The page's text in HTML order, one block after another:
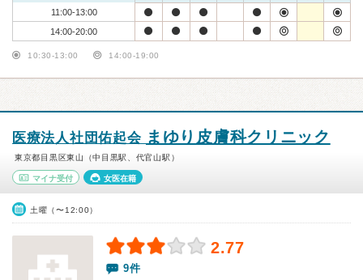
11:00-13:00
14:00-20:00
10:30-13:00 14:00-19:00
医療法人社団佑起会 まゆり皮膚科クリニック
東京都目黒区東山（中目黒駅、代官山駅）
マイナ受付 女医在籍
土曜（〜12:00）
2.77
9件